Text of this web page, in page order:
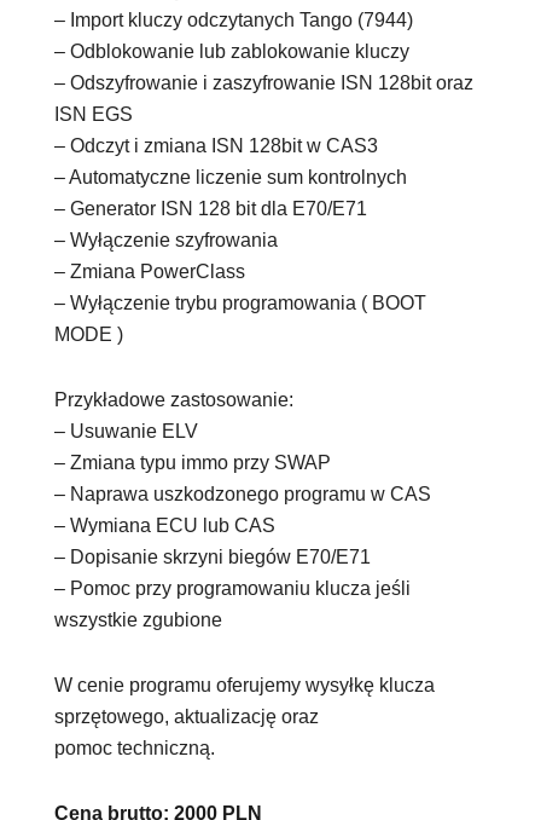
– Import kluczy odczytanych Tango (7944)
– Odblokowanie lub zablokowanie kluczy
– Odszyfrowanie i zaszyfrowanie ISN 128bit oraz
ISN EGS
– Odczyt i zmiana ISN 128bit w CAS3
– Automatyczne liczenie sum kontrolnych
– Generator ISN 128 bit dla E70/E71
– Wyłączenie szyfrowania
– Zmiana PowerClass
– Wyłączenie trybu programowania ( BOOT
MODE )
Przykładowe zastosowanie:
– Usuwanie ELV
– Zmiana typu immo przy SWAP
– Naprawa uszkodzonego programu w CAS
– Wymiana ECU lub CAS
– Dopisanie skrzyni biegów E70/E71
– Pomoc przy programowaniu klucza jeśli
wszystkie zgubione
W cenie programu oferujemy wysyłkę klucza
sprzętowego, aktualizację oraz
pomoc techniczną.
Cena brutto: 2000 PLN